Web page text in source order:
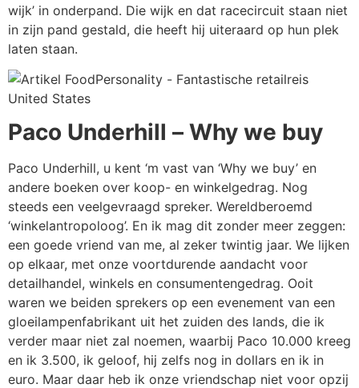
wijk’ in onderpand. Die wijk en dat racecircuit staan niet
in zijn pand gestald, die heeft hij uiteraard op hun plek
laten staan.
Paco Underhill – Why we buy
Paco Underhill, u kent ‘m vast van ‘Why we buy’ en
andere boeken over koop- en winkelgedrag. Nog
steeds een veelgevraagd spreker. Wereldberoemd
‘winkelantropoloog’. En ik mag dit zonder meer zeggen:
een goede vriend van me, al zeker twintig jaar. We lijken
op elkaar, met onze voortdurende aandacht voor
detailhandel, winkels en consumentengedrag. Ooit
waren we beiden sprekers op een evenement van een
gloeilampenfabrikant uit het zuiden des lands, die ik
verder maar niet zal noemen, waarbij Paco 10.000 kreeg
en ik 3.500, ik geloof, hij zelfs nog in dollars en ik in
euro. Maar daar heb ik onze vriendschap niet voor opzij